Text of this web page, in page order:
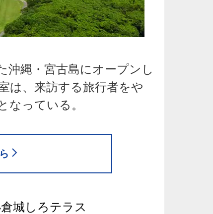
沖縄・宮古島にオープンし
は、来訪する旅行者をや
なっている。
城しろテラス